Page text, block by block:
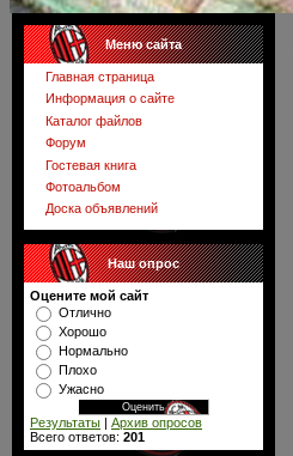
Меню сайта
Главная страница
Информация о сайте
Каталог файлов
Форум
Гостевая книга
Фотоальбом
Доска объявлений
Наш опрос
Оцените мой сайт
Отлично
Хорошо
Нормально
Плохо
Ужасно
Результаты | Архив опросов
Всего ответов: 201